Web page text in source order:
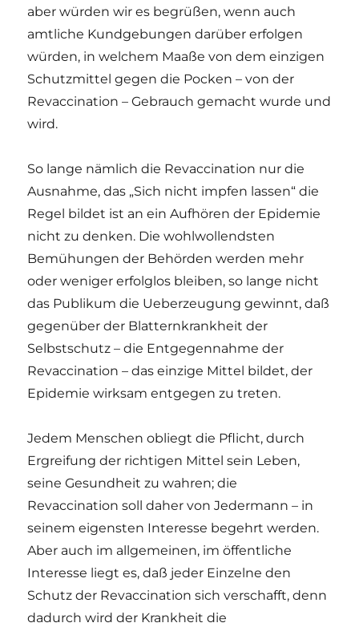
aber würden wir es begrüßen, wenn auch
amtliche Kundgebungen darüber erfolgen
würden, in welchem Maaße von dem einzigen
Schutzmittel gegen die Pocken – von der
Revaccination – Gebrauch gemacht wurde und
wird.
So lange nämlich die Revaccination nur die
Ausnahme, das „Sich nicht impfen lassen“ die
Regel bildet ist an ein Aufhören der Epidemie
nicht zu denken. Die wohlwollendsten
Bemühungen der Behörden werden mehr
oder weniger erfolglos bleiben, so lange nicht
das Publikum die Ueberzeugung gewinnt, daß
gegenüber der Blatternkrankheit der
Selbstschutz – die Entgegennahme der
Revaccination – das einzige Mittel bildet, der
Epidemie wirksam entgegen zu treten.
Jedem Menschen obliegt die Pflicht, durch
Ergreifung der richtigen Mittel sein Leben,
seine Gesundheit zu wahren; die
Revaccination soll daher von Jedermann – in
seinem eigensten Interesse begehrt werden.
Aber auch im allgemeinen, im öffentliche
Interesse liegt es, daß jeder Einzelne den
Schutz der Revaccination sich verschafft, denn
dadurch wird der Krankheit die